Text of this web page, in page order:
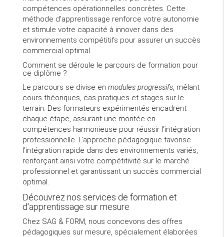
compétences opérationnelles concrètes. Cette
méthode d'apprentissage renforce votre autonomie
et stimule votre capacité à innover dans des
environnements compétitifs pour assurer un succès
commercial optimal.
Comment se déroule le parcours de formation pour
ce diplôme ?
Le parcours se divise en modules progressifs, mêlant
cours théoriques, cas pratiques et stages sur le
terrain. Des formateurs expérimentés encadrent
chaque étape, assurant une montée en
compétences harmonieuse pour réussir l'intégration
professionnelle. L'approche pédagogique favorise
l'intégration rapide dans des environnements variés,
renforçant ainsi votre compétitivité sur le marché
professionnel et garantissant un succès commercial
optimal.
Découvrez nos services de formation et
d'apprentissage sur mesure
Chez SAG & FORM, nous concevons des offres
pédagogiques sur mesure, spécialement élaborées